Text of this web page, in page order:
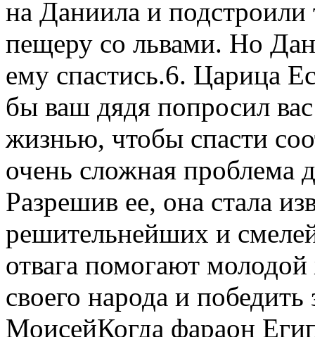
на Даниила и
пещеру со львами. Но
ему спастись.6. Царица
бы ваш дядя попросил
жизнью, чтобы спасти
очень сложная проблема
Разрешив ее, она стала
решительнейших и
отвага помогают
своего народа и
МоисейКогда фараон